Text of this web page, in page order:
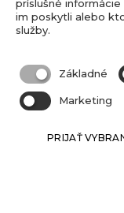
príslušné
im poskytli alebo
služby.
Základné
Marketing
PRIJAŤ